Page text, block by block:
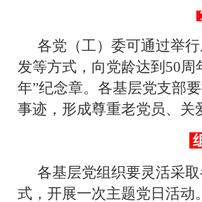
各党（工）委可通过举
发等方式，向党龄达到50
年”纪念章。各基层党支部
事迹，形成尊重老党员、关
各基层党组织要灵活采
式，开展一次主题党日活动